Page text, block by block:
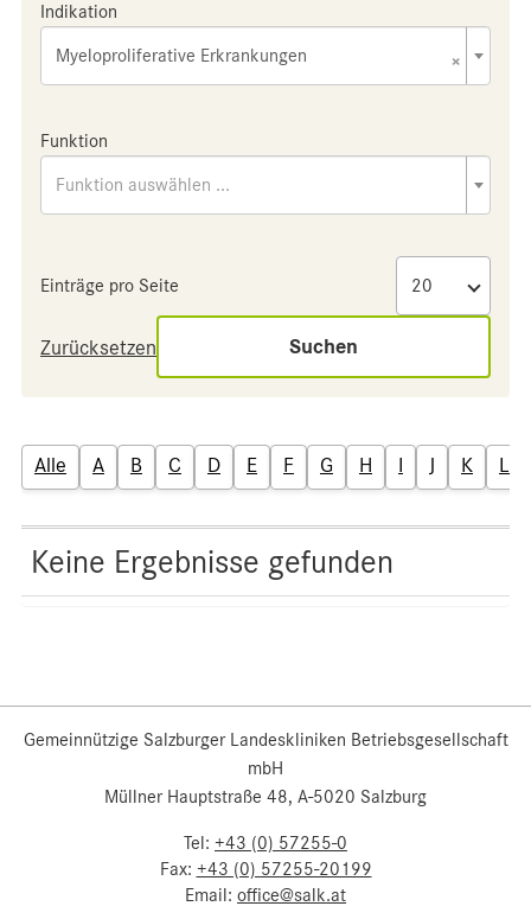
Indikation
×
Myeloproliferative Erkrankungen
Funktion
Funktion auswählen ...
Einträge pro Seite
Zurücksetzen Suchen
Alle A B C D E F G H I J K L
Keine Ergebnisse gefunden
Gemeinnützige Salzburger Landeskliniken Betriebsgesellschaft
mbH
Müllner Hauptstraße 48, A-5020 Salzburg
Tel: +43 (0) 57255-0
Fax: +43 (0) 57255-20199
Email: office@salk.at